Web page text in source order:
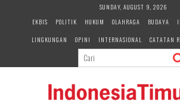
SUNDAY, AUGUST 9, 2026
EKBIS
POLITIK HUKUM OLAHRAGA BUDAYA
LINGKUNGAN
OPINI INTERNASIONAL CATATAN